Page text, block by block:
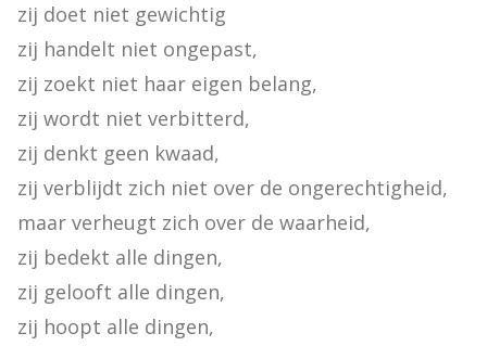
zij doet niet gewichtig
zij handelt niet ongepast,
zij zoekt niet haar eigen belang,
zij wordt niet verbitterd,
zij denkt geen kwaad,
zij verblijdt zich niet over de ongerechtigheid,
maar verheugt zich over de waarheid,
zij bedekt alle dingen,
zij gelooft alle dingen,
zij hoopt alle dingen,